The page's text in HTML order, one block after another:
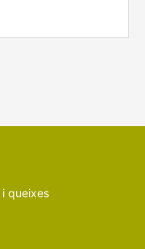
queixes